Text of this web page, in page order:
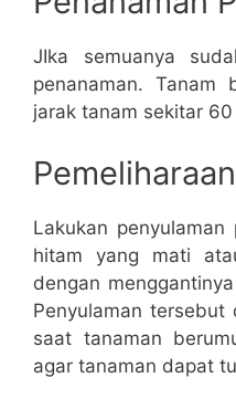
JIka semuanya
penanaman.
jarak tanam sekitar
Lakukan
hitam yang mati
dengan
Penyulaman tersebut
saat tanaman
agar tanaman dapat